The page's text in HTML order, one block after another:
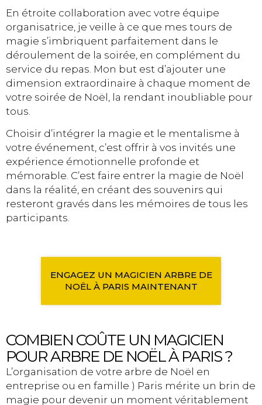
En étroite collaboration avec votre équipe
organisatrice, je veille à ce que mes tours de
magie s’imbriquent parfaitement dans le
déroulement de la soirée, en complément du
service du repas. Mon but est d’ajouter une
dimension extraordinaire à chaque moment de
votre soirée de Noël, la rendant inoubliable pour
tous.
Choisir d’intégrer la magie et le mentalisme à
votre événement, c’est offrir à vos invités une
expérience émotionnelle profonde et
mémorable. C’est faire entrer la magie de Noël
dans la réalité, en créant des souvenirs qui
resteront gravés dans les mémoires de tous les
participants.
ENGAGEZ UN MAGICIEN ARBRE DE
NOËL À PARIS MAINTENANT
COMBIEN COÛTE UN MAGICIEN
POUR ARBRE DE NOËL À PARIS ?
L’organisation de votre arbre de Noël en
entreprise ou en famille ) Paris mérite un brin de
magie pour devenir un moment véritablement